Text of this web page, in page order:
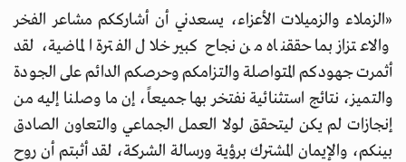
«الزملاء والزميلات الأعزاء، يسعدني أن أشارككم مشاعر الفخر
والاعتزاز بما حققناه من نجاح كبير خلال الفترة الماضية، لقد
أثمرت جهودكم المتواصلة والتزامكم وحرصكم الدائم على الجودة
والتميز، نتائج استثنائية نفتخر بها جميعاً، إن ما وصلنا إليه من
إنجازات لم يكن ليتحقق لولا العمل الجماعي والتعاون الصادق
بينكم، والإيمان المشترك برؤية ورسالة الشركة، لقد أثبتم أن روح